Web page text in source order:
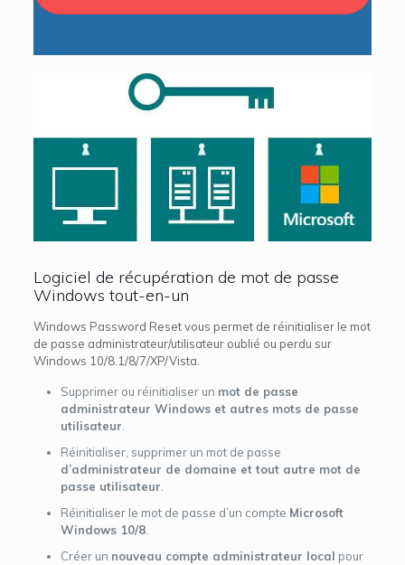
Logiciel de récupération de mot de passe
Windows tout-en-un
Windows Password Reset vous permet de réinitialiser le mot
de passe administrateur/utilisateur oublié ou perdu sur
Windows 10/8.1/8/7/XP/Vista.
Supprimer ou réinitialiser un mot de passe
administrateur Windows et autres mots de passe
utilisateur.
Réinitialiser, supprimer un mot de passe
d’administrateur de domaine et tout autre mot de
passe utilisateur.
Réinitialiser le mot de passe d’un compte Microsoft
Windows 10/8.
Créer un nouveau compte administrateur local pour